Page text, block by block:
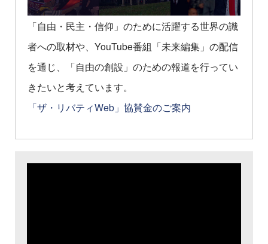
「自由・民主・信仰」のために活躍する世界の識
者への取材や、YouTube番組「未来編集」の配信
を通じ、「自由の創設」のための報道を行ってい
きたいと考えています。
「ザ・リバティWeb」協賛金のご案内